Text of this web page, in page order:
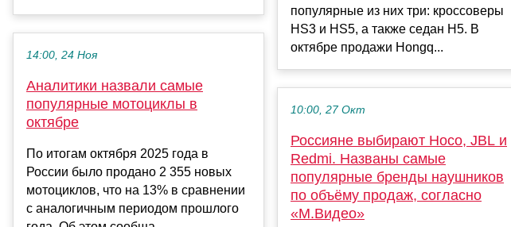
14:00, 24 Ноя
Аналитики назвали самые
популярные мотоциклы в
октябре
По итогам октября 2025 года в
России было продано 2 355 новых
мотоциклов, что на 13% в сравнении
с аналогичным периодом прошлого
популярные из них три: кроссоверы
HS3 и HS5, а также седан H5. В
октябре продажи Hongq...
10:00, 27 Окт
Россияне выбирают Hoco, JBL и
Redmi. Названы самые
популярные бренды наушников
по объёму продаж, согласно
«М.Видео»